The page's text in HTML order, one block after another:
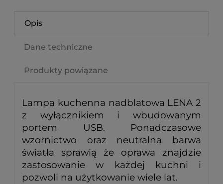
Opis
Dane techniczne
Produkty powiązane
Lampa kuchenna nadblatowa LENA 2
z wyłącznikiem i wbudowanym
portem USB. Ponadczasowe
wzornictwo oraz neutralna barwa
światła sprawią że oprawa znajdzie
zastosowanie w każdej kuchni i
pozwoli na użytkowanie wiele lat.